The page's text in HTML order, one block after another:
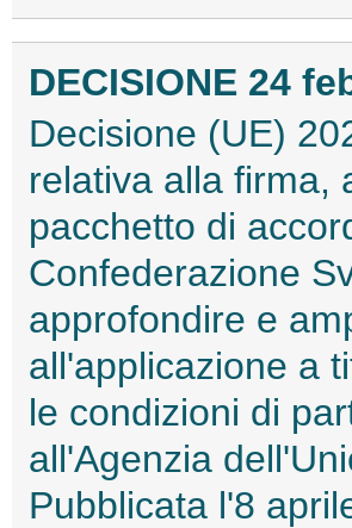
DECISIONE 24
Decisione (UE)
relativa alla firma,
pacchetto di
Confederazione
approfondire e
all'applicazione a
le condizioni di
all'Agenzia
Pubblicata l'8